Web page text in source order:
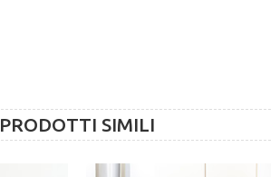
PRODOTTI SIMILI